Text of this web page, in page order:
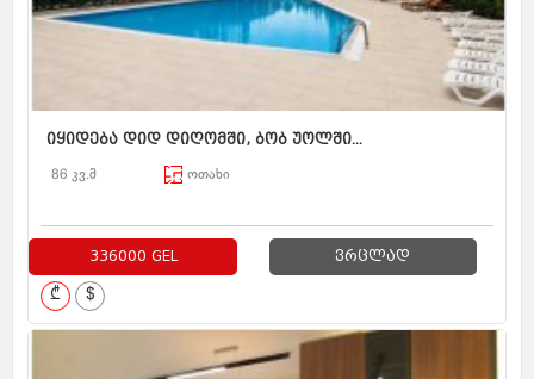
იყიდება დიდ დიღომში, ბობ უოლში...
86 კვ.მ ოთახი
336000 GEL ვრცლად
₾ $